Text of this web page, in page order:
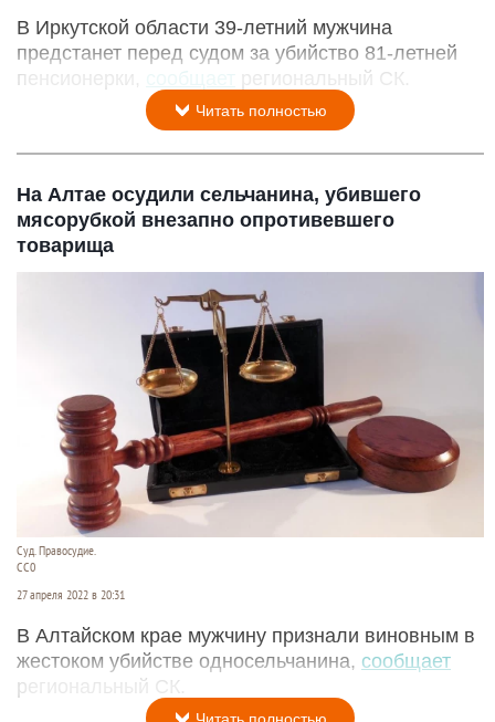
В Иркутской области 39-летний мужчина
предстанет перед судом за убийство 81-летней
пенсионерки,
сообщает региональный СК.
Читать полностью
На Алтае осудили сельчанина, убившего
мясорубкой внезапно опротивевшего
товарища
Суд. Правосудие.
СС0
27 апреля 2022 в 20:31
В Алтайском крае мужчину признали виновным в
жестоком убийстве односельчанина, сообщает
региональный СК.
Читать полностью